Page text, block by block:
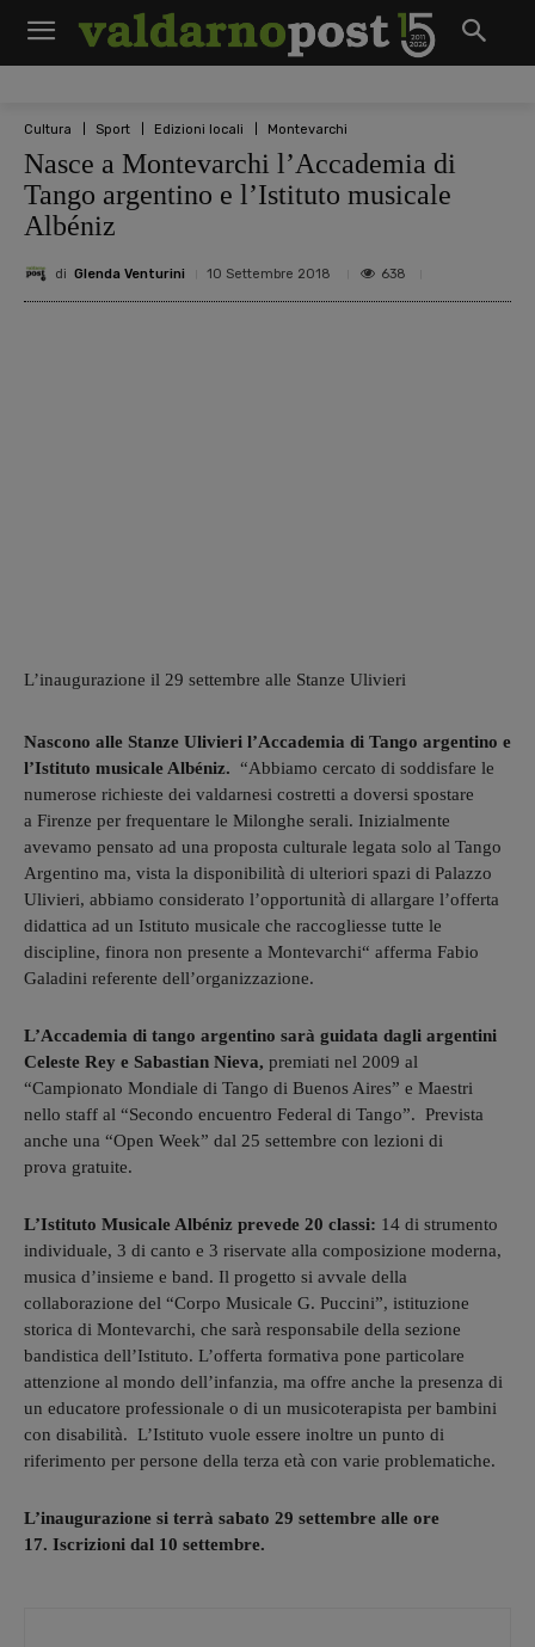
Cultura Sport Edizioni locali Montevarchi
Nasce a Montevarchi l’Accademia di
Tango argentino e l’Istituto musicale
Albéniz
di Glenda Venturini 10 Settembre 2018 638
L’inaugurazione il 29 settembre alle Stanze Ulivieri
Nascono alle Stanze Ulivieri l’Accademia di Tango argentino e
l’Istituto musicale Albéniz. “Abbiamo cercato di soddisfare le
numerose richieste dei valdarnesi costretti a doversi spostare
a Firenze per frequentare le Milonghe serali. Inizialmente
avevamo pensato ad una proposta culturale legata solo al Tango
Argentino ma, vista la disponibilità di ulteriori spazi di Palazzo
Ulivieri, abbiamo considerato l’opportunità di allargare l’offerta
didattica ad un Istituto musicale che raccogliesse tutte le
discipline, finora non presente a Montevarchi“ afferma Fabio
Galadini referente dell’organizzazione.
L’Accademia di tango argentino sarà guidata dagli argentini
Celeste Rey e Sabastian Nieva, premiati nel 2009 al
“Campionato Mondiale di Tango di Buenos Aires” e Maestri
nello staff al “Secondo encuentro Federal di Tango”. Prevista
anche una “Open Week” dal 25 settembre con lezioni di
prova gratuite.
L’Istituto Musicale Albéniz prevede 20 classi: 14 di strumento
individuale, 3 di canto e 3 riservate alla composizione moderna,
musica d’insieme e band. Il progetto si avvale della
collaborazione del “Corpo Musicale G. Puccini”, istituzione
storica di Montevarchi, che sarà responsabile della sezione
bandistica dell’Istituto. L’offerta formativa pone particolare
attenzione al mondo dell’infanzia, ma offre anche la presenza di
un educatore professionale o di un musicoterapista per bambini
con disabilità. L’Istituto vuole essere inoltre un punto di
riferimento per persone della terza età con varie problematiche.
L’inaugurazione si terrà sabato 29 settembre alle ore
17. Iscrizioni dal 10 settembre.